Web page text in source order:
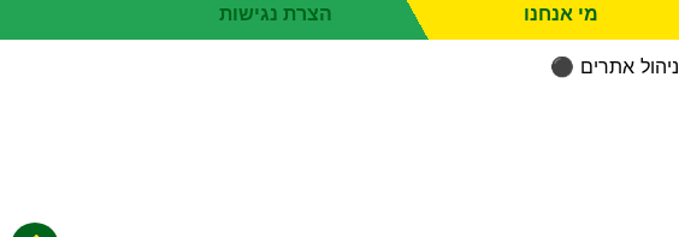
הצרת נגישות
מי אנחנו
⚫ ניהול אתרים